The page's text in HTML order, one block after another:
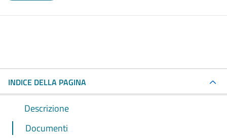
INDICE DELLA PAGINA
Descrizione
Documenti